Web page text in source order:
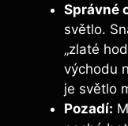
Správné
světlo.
„zlaté
východu
je světlo
Pozadí: